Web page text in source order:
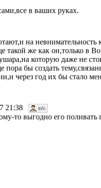
в ваших руках.
на
такой же как он,только в
которую даже не
бы создать
через год их бы стало
21:38
то выгодно его поливать